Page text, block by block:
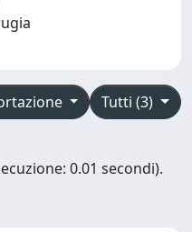
Tutti (3)
0.01 secondi).